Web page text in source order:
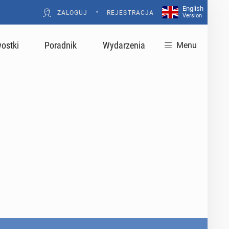
ZALOGUJ • REJESTRACJA
English
Version
Poradnik Wydarzenia Menu